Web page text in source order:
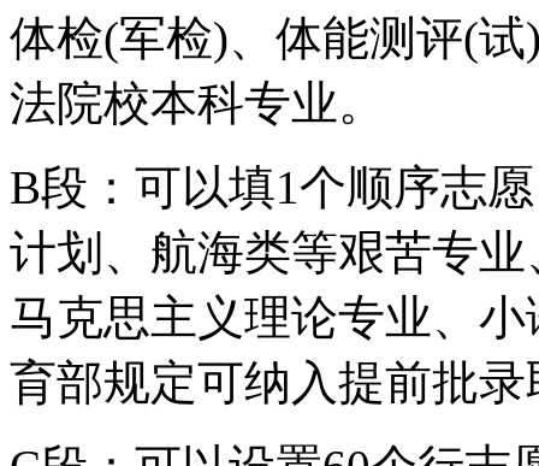
体检(军检)、体能测评(
法院校本科专业。
B段：可以填1个顺序志
计划、航海类等艰苦专
马克思主义理论专业、
育部规定可纳入提前批